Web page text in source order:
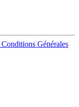
Conditions Générales